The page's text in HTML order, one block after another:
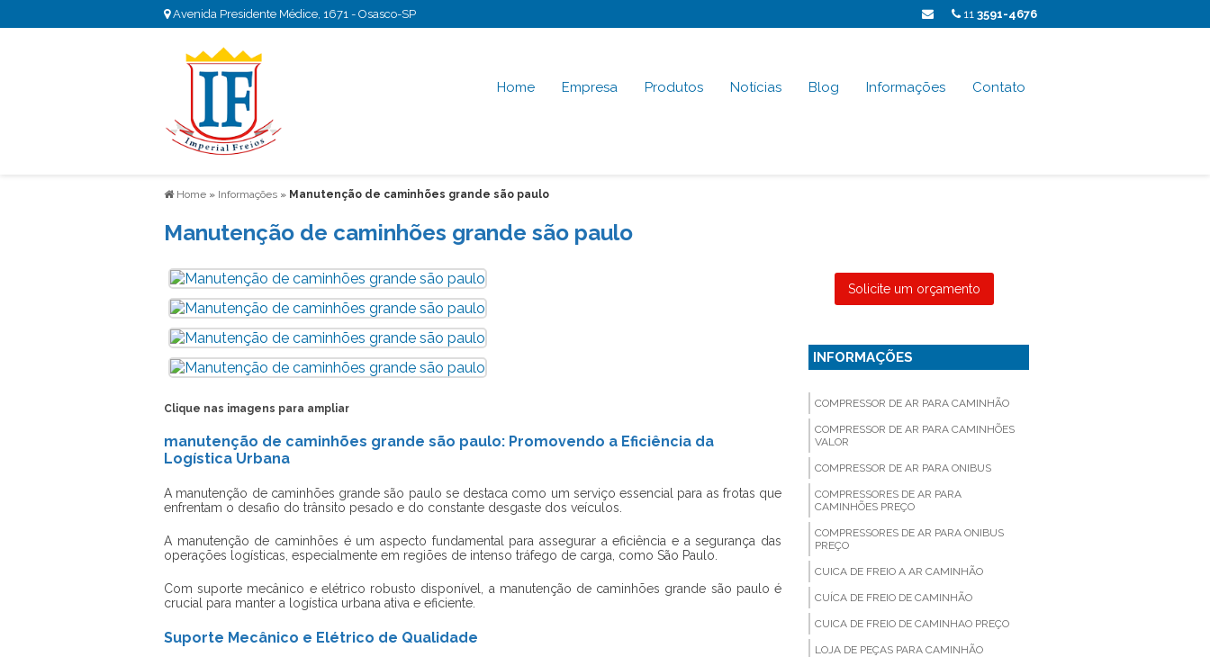
Avenida Presidente Médice, 1671 - Osasco-SP 11 3591-4676
Home Empresa Produtos Notícias Blog Informações Contato
Home » Informações » Manutenção de caminhões grande são paulo
Manutenção de caminhões grande são paulo
Clique nas imagens para ampliar
manutenção de caminhões grande são paulo: Promovendo a Eficiência da
Logística Urbana
A manutenção de caminhões grande são paulo se destaca como um serviço essencial para as frotas que
enfrentam o desafio do trânsito pesado e do constante desgaste dos veículos.
A manutenção de caminhões é um aspecto fundamental para assegurar a eficiência e a segurança das
operações logísticas, especialmente em regiões de intenso tráfego de carga, como São Paulo.
Com suporte mecânico e elétrico robusto disponível, a manutenção de caminhões grande são paulo é
crucial para manter a logística urbana ativa e eficiente.
Suporte Mecânico e Elétrico de Qualidade
Solicite um orçamento
INFORMAÇÕES
COMPRESSOR DE AR PARA CAMINHÃO
COMPRESSOR DE AR PARA CAMINHÕES
VALOR
COMPRESSOR DE AR PARA ONIBUS
COMPRESSORES DE AR PARA
CAMINHÕES PREÇO
COMPRESSORES DE AR PARA ONIBUS
PREÇO
CUICA DE FREIO A AR CAMINHÃO
CUÍCA DE FREIO DE CAMINHÃO
CUICA DE FREIO DE CAMINHAO PREÇO
LOJA DE PEÇAS PARA CAMINHÃO